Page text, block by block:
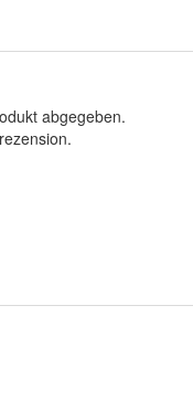
abgegeben.
.